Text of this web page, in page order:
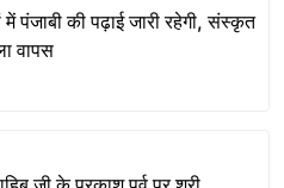
पंजाबी की पढ़ाई जारी रहेगी, संस्कृत
वापस